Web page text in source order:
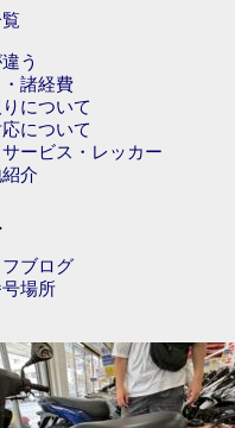
う
諸経費
について
について
ービス・レッカー
介
ブログ
場所